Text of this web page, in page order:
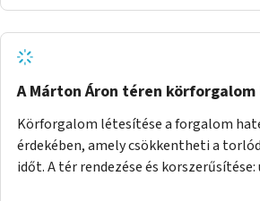
A Márton Áron téren
Körforgalom létesítése a forgalom
érdekében, amely csökkentheti a
időt. A tér rendezése és